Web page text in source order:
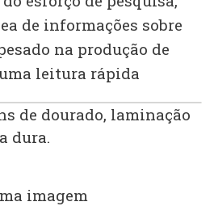
de informações sobre
na produção de
leitura rápida
de dourado, laminação
dura.
imagem